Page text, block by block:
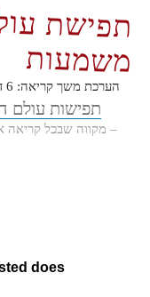
תפישת
משמעות
הערכת משך קריאה: 6
תפישות עולם
– מקווה שבכל קריאה